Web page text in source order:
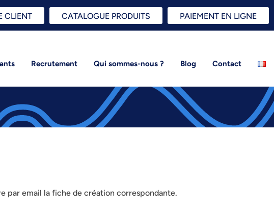
CLIENT CATALOGUE PRODUITS PAIEMENT EN LIGNE
Recrutement Qui sommes-nous ? Blog Contact
par email la fiche de création correspondante.